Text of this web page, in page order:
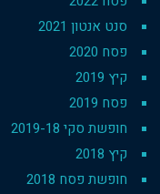
סנט אנטון 2021
פסח 2020
קיץ 2019
פסח 2019
חופשת סקי 2019-18
קיץ 2018
חופשת פסח 2018